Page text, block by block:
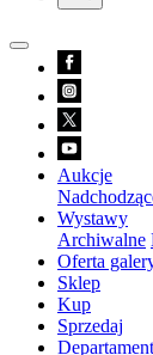
Aukcje
Wystawy
Archiwalne
Oferta
Sklep
Kup
Sprzedaj